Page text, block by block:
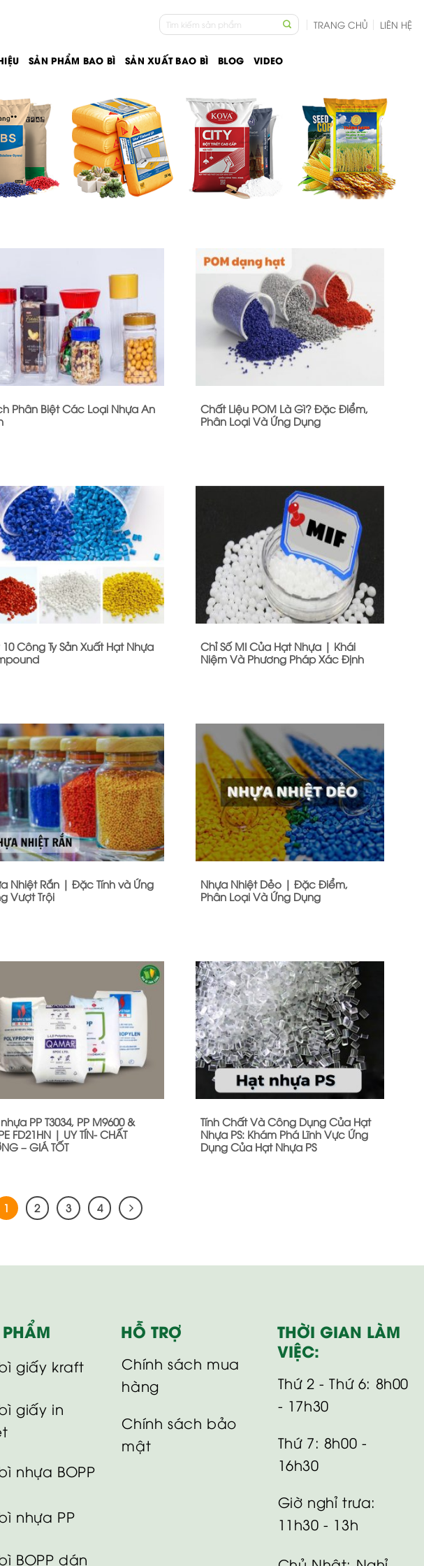
Tìm
kiếm:
TRANG CHỦ LIÊN HỆ
SẢN PHẨM BAO BÌ SẢN XUẤT BAO BÌ BLOG VIDEO
Phân Biệt Các Loại Nhựa An
Chất Liệu POM Là Gì? Đặc Điểm,
Phân Loại Và Ứng Dụng
10 Công Ty Sản Xuất Hạt Nhựa
Chỉ Số MI Của Hạt Nhựa | Khái
Niệm Và Phương Pháp Xác Định
Nhiệt Rắn | Đặc Tính và Ứng
Vượt Trội
Nhựa Nhiệt Dẻo | Đặc Điểm,
Phân Loại Và Ứng Dụng
PP T3034, PP M9600 &
FD21HN | UY TÍN- CHẤT
– GIÁ TỐT
Tính Chất Và Công Dụng Của Hạt
Nhựa PS: Khám Phá Lĩnh Vực Ứng
Dụng Của Hạt Nhựa PS
1 2 3 4
giấy kraft
giấy in
nhựa BOPP
nhựa PP
BOPP dán
HỖ TRỢ
Chính sách mua
hàng
Chính sách bảo
mật
THỜI GIAN LÀM
VIỆC:
Thứ 2 - Thứ 6: 8h00
- 17h30
Thứ 7: 8h00 -
16h30
Giờ nghỉ trưa:
11h30 - 13h